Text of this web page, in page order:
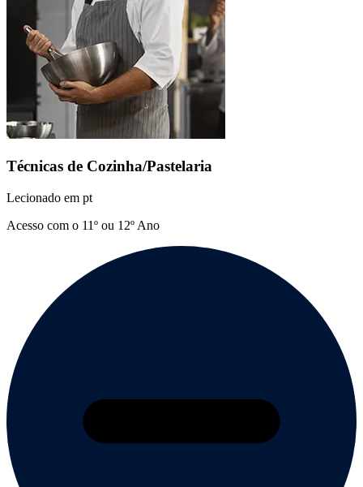
Técnicas de Cozinha/Pastelaria
Lecionado em pt
Acesso com o 11º ou 12º Ano